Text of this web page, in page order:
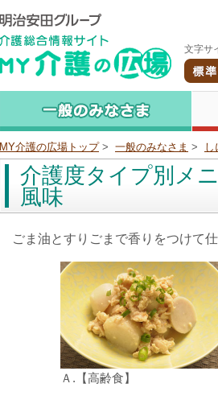
文字サ
MY介護の広場トップ> 一般のみなさま > し
介護度タイプ別メ
風味
ごま油とすりごまで香りをつけて
Ａ.【高齢食】